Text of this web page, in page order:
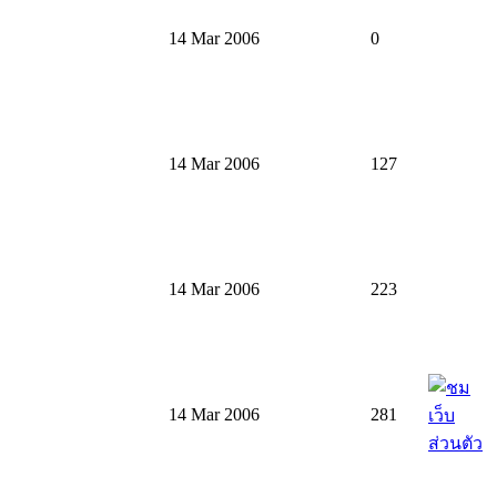
14 Mar 2006 0
14 Mar 2006 127
14 Mar 2006 223
14 Mar 2006 281